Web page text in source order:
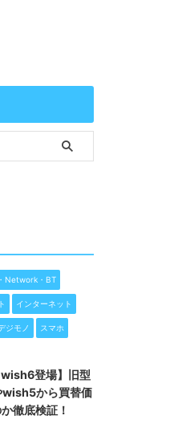
Network・BT
インターネット
ジモノ スマホ
wish6登場】旧型
から買替価
徹底検証！